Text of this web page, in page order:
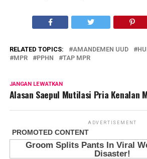
RELATED TOPICS: AMANDEMEN UUD
MPR
PPHN TAP MPR
JANGAN LEWATKAN
Alasan Saepul Mutilasi Pria Kenalan
ADVERTISEMENT